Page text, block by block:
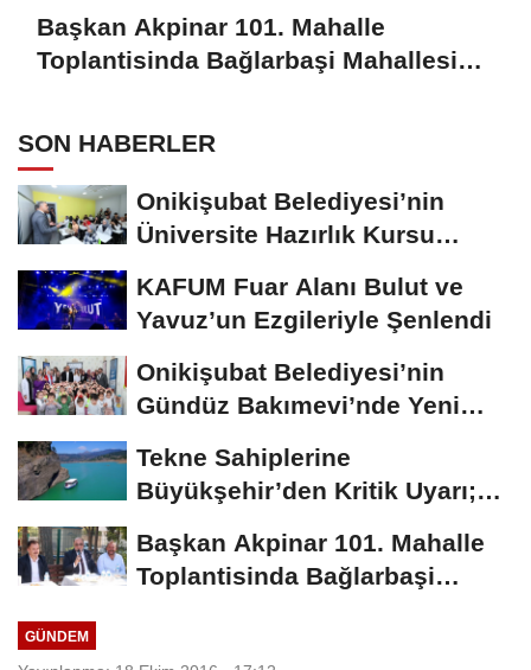
Başkan Akpinar 101. Mahalle
Toplantisinda Bağlarbaşi Mahallesi
SON HABERLER
Onikişubat Belediyesi’nin
Üniversite Hazırlık Kursu
KAFUM Fuar Alanı Bulut ve
Yavuz’un Ezgileriyle Şenlendi
Onikişubat Belediyesi’nin
Gündüz Bakımevi’nde Yeni
Tekne Sahiplerine
Büyükşehir’den Kritik Uyarı;
Başkan Akpinar 101. Mahalle
Toplantisinda Bağlarbaşi
GÜNDEM